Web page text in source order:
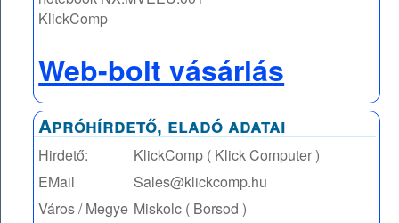
KlickComp
Web-bolt vásárlás
Apróhírdető, eladó adatai
Hirdető:
KlickComp ( Klick Computer )
EMail
Sales@klickcomp.hu
Város / Megye Miskolc ( Borsod )